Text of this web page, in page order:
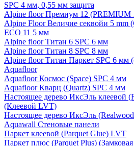
SPC 4 мм, 0,55 мм защита
Alpine floor Премиум 12 (PREMIUM
Alpine Floor Величие секвойи 5 mm
ECO 11 5 мм
Alpine floor Титан 6 SPC 6 мм
Alpine floor Титан 8 SPC 8 мм
Alpine floor Титан Паркет SPC 6 мм
Aquafloor
Aquafloor Космос (Space) SPC 4 мм
Aquafloor Кварц (Quartz) SPC 4 мм
Настоящее дерево ИксЭль клеевой
(Клеевой LVT)
Настоящее дерево ИксЭль
Aquawall Стеновые панели
Паркет клеевой (Parquet Glue) LVT
Паркет плюс (Parquet Plus)